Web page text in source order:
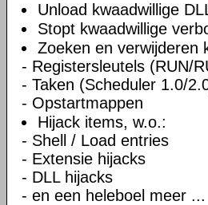
Unload kwaadwillige
Stopt kwaadwillige
Zoeken en verwijderen
- Registersleutels (RUN/
- Taken (Scheduler 1.0/
- Opstartmappen
Hijack items, w.o.:
- Shell / Load entries
- Extensie hijacks
- DLL hijacks
- en een heleboel meer ...